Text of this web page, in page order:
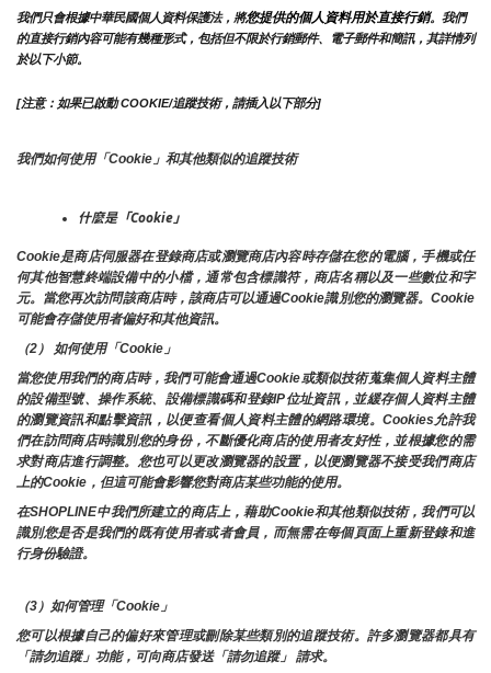
我們只會根據中華民國個人資料保護法，將您提供的個人資料用於直接行銷。我們
的直接行銷內容可能有幾種形式，包括但不限於行銷郵件、電子郵件和簡訊，其詳情列
於以下小節。
[注意：如果已啟動 COOKIE/追蹤技術，請插入以下部分]
我們如何使用「Cookie」和其他類似的追蹤技術
什麼是「Cookie」
Cookie是商店伺服器在登錄商店或瀏覽商店內容時存儲在您的電腦，手機或任
何其他智慧終端設備中的小檔，通常包含標識符，商店名稱以及一些數位和字
元。當您再次訪問該商店時，該商店可以通過Cookie識別您的瀏覽器。Cookie
可能會存儲使用者偏好和其他資訊。
（2） 如何使用「Cookie」
當您使用我們的商店時，我們可能會通過Cookie或類似技術蒐集個人資料主體
的設備型號、操作系統、設備標識碼和登錄IP位址資訊，並緩存個人資料主體
的瀏覽資訊和點擊資訊，以便查看個人資料主體的網路環境。Cookies允許我
們在訪問商店時識別您的身份，不斷優化商店的使用者友好性，並根據您的需
求對商店進行調整。您也可以更改瀏覽器的設置，以便瀏覽器不接受我們商店
上的Cookie，但這可能會影響您對商店某些功能的使用。
在SHOPLINE中我們所建立的商店上，藉助Cookie和其他類似技術，我們可以
識別您是否是我們的既有使用者或者會員，而無需在每個頁面上重新登錄和進
行身份驗證。
（3）如何管理「Cookie」
您可以根據自己的偏好來管理或刪除某些類別的追蹤技術。許多瀏覽器都具有
「請勿追蹤」功能，可向商店發送「請勿追蹤」 請求。